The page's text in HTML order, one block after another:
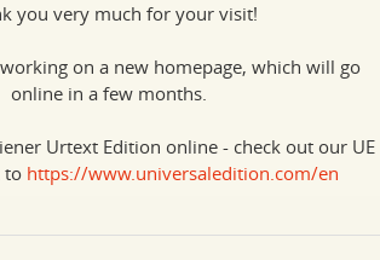
you very much for your visit!
on a new homepage, which will go
online in a few months.
Urtext Edition online - check out our UE
to https://www.universaledition.com/en